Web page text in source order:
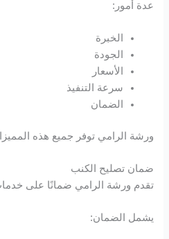
عدة أمور:
الخبرة
الجودة
الأسعار
سرعة التنفيذ
الضمان
ورشة الرامي توفر جميع هذه
ضمان تصليح الكنب
تقدم ورشة الرامي ضمانًا على
يشمل الضمان: